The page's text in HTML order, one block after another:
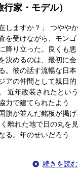
家・モデル）
しますか？」 つややか
を受けながら、モンゴ
降り立った。良くも悪
決めるのは、最初に会
。彼の話す流暢な日本
アの仲間として親日的
近年改装されたという
力で建てられたよう
旗が並んだ銘板が掲げ
離れた地で日の丸を見
る。年のせいだろう
続きを読む